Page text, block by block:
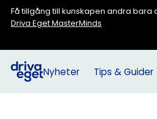
Få tillgång till kunskapen andra bara
Driva Eget MasterMinds
Nyheter Tips & Guider